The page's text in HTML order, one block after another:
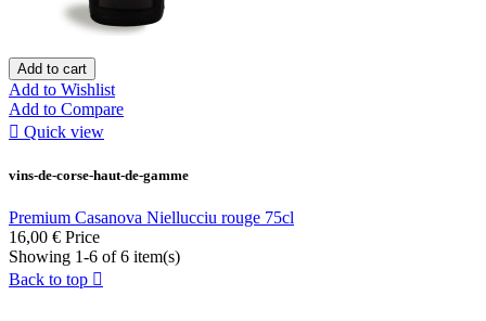
Add to cart
Add to Wishlist
Add to Compare
 Quick view
vins-de-corse-haut-de-gamme
Premium Casanova Niellucciu rouge 75cl
16,00 € Price
Showing 1-6 of 6 item(s)
Back to top 